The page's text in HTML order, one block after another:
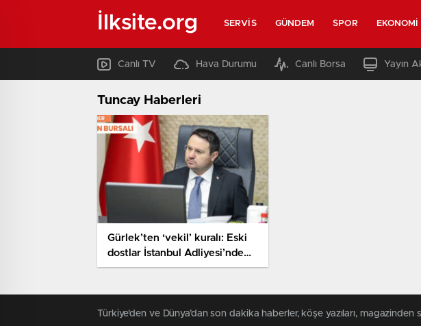
İlksite.org SERVIS GÜNDEM SPOR EKONOMI
Canlı TV Hava Durumu Canlı Borsa Yayın
Tuncay Haberleri
Gürlek’ten ‘vekil’ kuralı: Eski
dostlar İstanbul Adliyesi’nde
buluştu
Türkiye'den ve Dünya’dan son dakika haberler, köşe yazıları,